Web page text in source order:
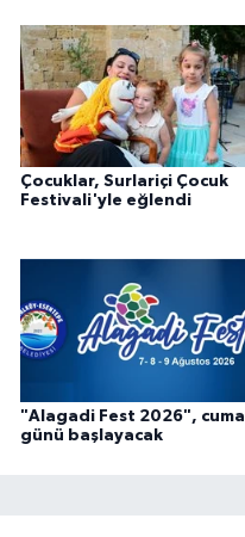
Çocuklar, Surlariçi Çocuk
Festivali'yle eğlendi
"Alagadi Fest 2026", cuma
günü başlayacak